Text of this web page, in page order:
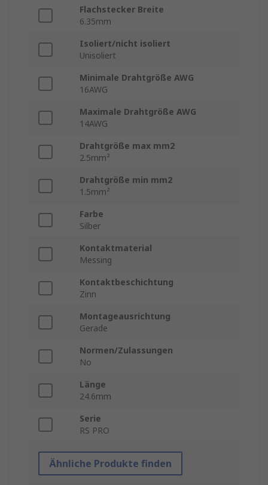
Flachstecker Breite
6.35mm
Isoliert/nicht isoliert
Unisoliert
Minimale Drahtgröße AWG
16AWG
Maximale Drahtgröße AWG
14AWG
Drahtgröße max mm2
2.5mm²
Drahtgröße min mm2
1.5mm²
Farbe
Silber
Kontaktmaterial
Messing
Kontaktbeschichtung
Zinn
Montageausrichtung
Gerade
Normen/Zulassungen
No
Länge
24.6mm
Serie
RS PRO
Ähnliche Produkte finden